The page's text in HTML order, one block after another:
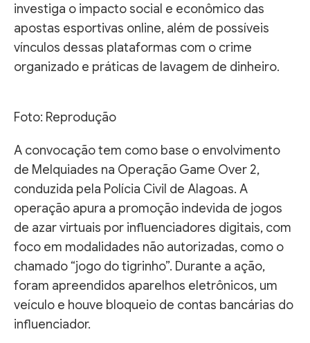
investiga o impacto social e econômico das
apostas esportivas online, além de possíveis
vínculos dessas plataformas com o crime
organizado e práticas de lavagem de dinheiro.
Foto: Reprodução
A convocação tem como base o envolvimento
de Melquiades na Operação Game Over 2,
conduzida pela Polícia Civil de Alagoas. A
operação apura a promoção indevida de jogos
de azar virtuais por influenciadores digitais, com
foco em modalidades não autorizadas, como o
chamado “jogo do tigrinho”. Durante a ação,
foram apreendidos aparelhos eletrônicos, um
veículo e houve bloqueio de contas bancárias do
influenciador.